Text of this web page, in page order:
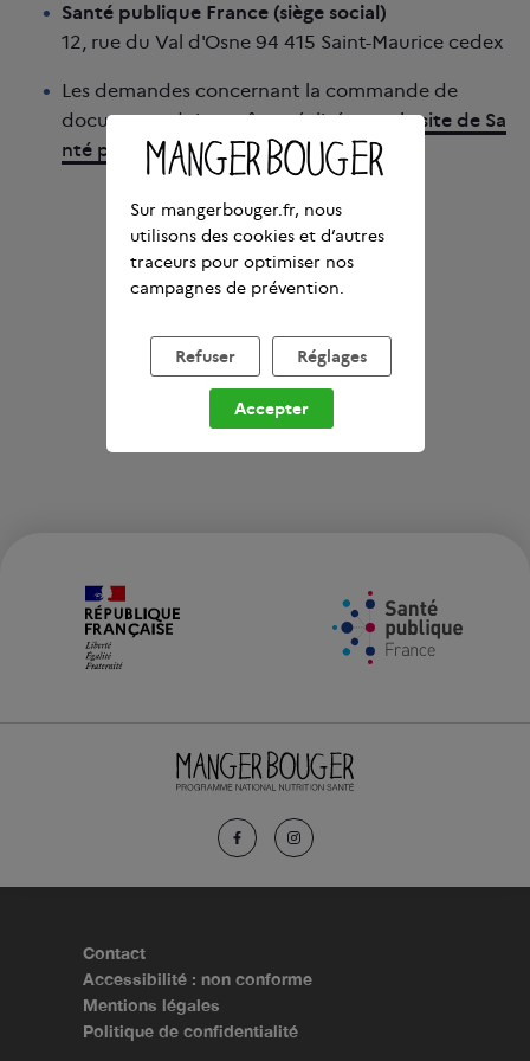
Santé publique France (siège social)
12, rue du Val d'Osne 94 415 Saint-Maurice cedex
Les demandes concernant la commande de
documents doivent être réalisées surle site de Sa
nté publique France ici.
Manger Bouger Contact
Contact
Accessibilité : non conforme
Mentions légales
Politique de confidentialité
Sur mangerbouger.fr, nous
utilisons des cookies et d’autres
traceurs pour optimiser nos
campagnes de prévention.
Refuser Réglages
Accepter